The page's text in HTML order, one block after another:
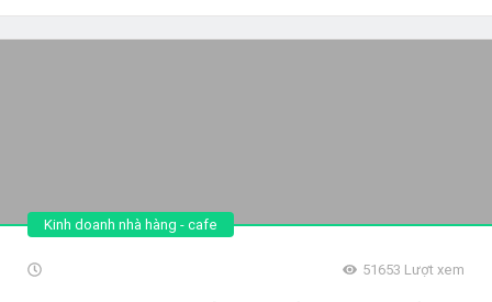
Kinh doanh nhà hàng - cafe
51653 Lượt xem